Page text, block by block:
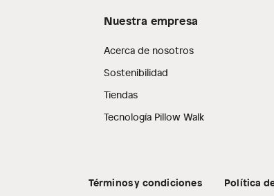
Nuestra empresa
Acerca de nosotros
Sostenibilidad
Tiendas
Tecnología Pillow Walk
Términos y condiciones Política